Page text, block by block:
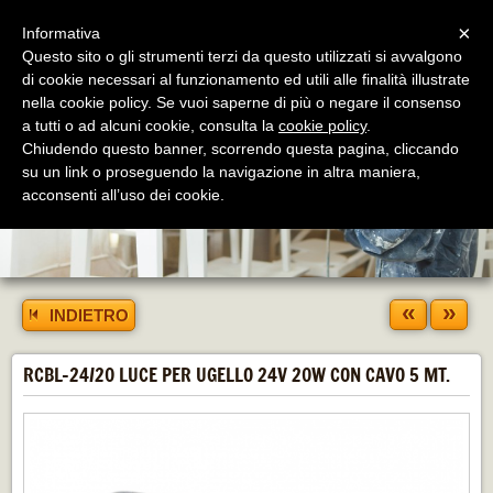
INDIETRO « »
RCBL-24/20 LUCE PER UGELLO 24V 20W CON CAVO 5 MT.
×
Informativa
Questo sito o gli strumenti terzi da questo utilizzati si avvalgono
di cookie necessari al funzionamento ed utili alle finalità illustrate
nella cookie policy. Se vuoi saperne di più o negare il consenso
a tutti o ad alcuni cookie, consulta la cookie policy.
Chiudendo questo banner, scorrendo questa pagina, cliccando
su un link o proseguendo la navigazione in altra maniera,
acconsenti all’uso dei cookie.